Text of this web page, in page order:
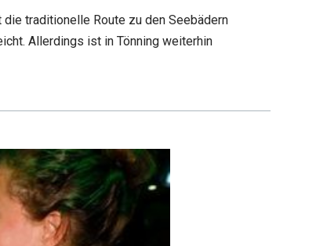
traditionelle Route zu den Seebädern
Allerdings ist in Tönning weiterhin